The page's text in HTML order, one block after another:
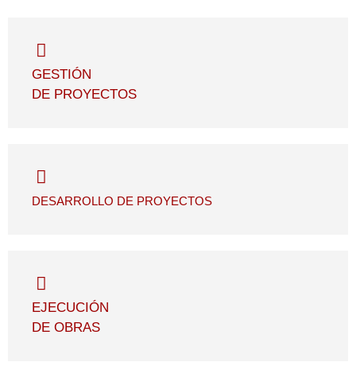
GESTIÓN
DE PROYECTOS
DESARROLLO DE PROYECTOS
EJECUCIÓN
DE OBRAS